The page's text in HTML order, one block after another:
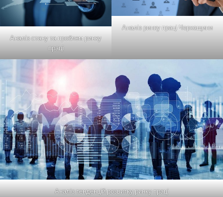
Аналіз стану та проблем ринку
праці
Аналіз ринку праці Черкащини
Аналіз тенденцій розвитку ринку праці